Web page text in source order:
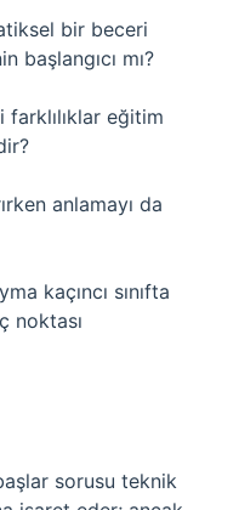
bir beceri
başlangıcı mı?
farklılıklar eğitim
anlamayı da
kaçıncı sınıfta
noktası
sorusu teknik